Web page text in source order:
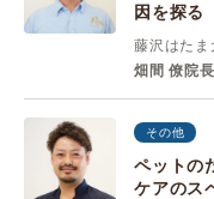
因を探る
藤沢はたま
畑間 僚院長
その他
ペットの
ケアのス